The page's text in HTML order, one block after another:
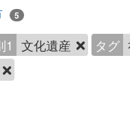
5
1 文化遺産 タグ